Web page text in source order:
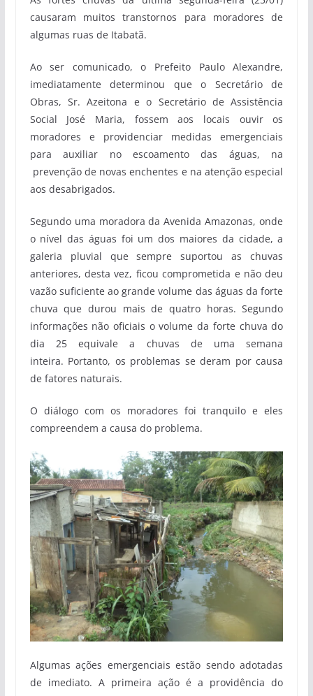
causaram muitos transtornos para moradores de
algumas ruas de Itabatã.
Ao ser comunicado, o Prefeito Paulo Alexandre,
imediatamente determinou que o Secretário de
Obras, Sr. Azeitona e o Secretário de Assistência
Social José Maria, fossem aos locais ouvir os
moradores e providenciar medidas emergenciais
para auxiliar no escoamento das águas, na
prevenção de novas enchentes e na atenção especial
aos desabrigados.
Segundo uma moradora da Avenida Amazonas, onde
o nível das águas foi um dos maiores da cidade, a
galeria pluvial que sempre suportou as chuvas
anteriores, desta vez, ficou comprometida e não deu
vazão suficiente ao grande volume das águas da forte
chuva que durou mais de quatro horas. Segundo
informações não oficiais o volume da forte chuva do
dia 25 equivale a chuvas de uma semana
inteira. Portanto, os problemas se deram por causa
de fatores naturais.
O diálogo com os moradores foi tranquilo e eles
compreendem a causa do problema.
Algumas ações emergenciais estão sendo adotadas
de imediato. A primeira ação é a providência do